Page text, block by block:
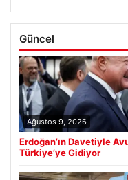
Güncel
Ağustos 9, 2026
Erdoğan’ın Davetiyle
Türkiye’ye Gidiyor